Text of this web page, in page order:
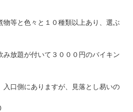
物等と色々と１０種類以上あり、選ぶ
み放題が付いて３０００円のバイキン
入口側にありますが、見落とし易いの